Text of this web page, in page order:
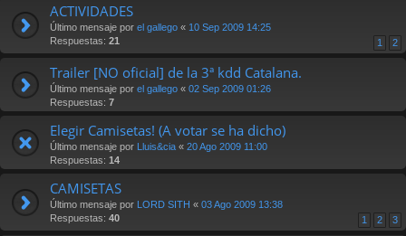
ACTIVIDADES
Último mensaje por el gallego « 10 Sep 2009 14:25
Respuestas: 21 1 2
Trailer [NO oficial] de la 3ª kdd Catalana.
Último mensaje por el gallego « 02 Sep 2009 01:26
Respuestas: 7
Elegir Camisetas! (A votar se ha dicho)
Último mensaje por Lluis&cia « 20 Ago 2009 11:00
Respuestas: 14
CAMISETAS
Último mensaje por LORD SITH « 03 Ago 2009 13:38
Respuestas: 40 1 2 3